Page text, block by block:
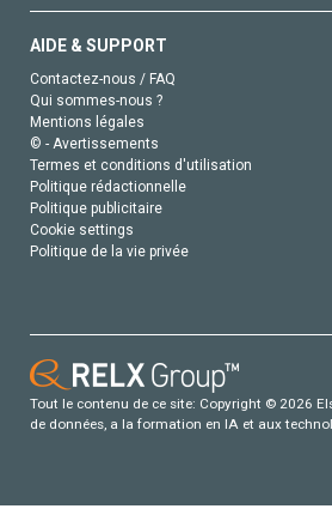
AIDE & SUPPORT
Contactez-nous / FAQ
Qui sommes-nous ?
Mentions légales
© - Avertissements
Termes et conditions d'utilisation
Politique rédactionnelle
Politique publicitaire
Cookie settings
Politique de la vie privée
Tout le contenu de ce site: Copyright © 2026
de données, a la formation en IA et aux